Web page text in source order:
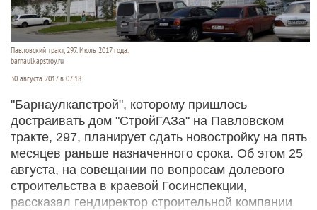
Павловский тракт, 297. Июль 2017 года.
barnaulkapstroy.ru
30 августа 2017 в 07:18
"Барнаулкапстрой", которому пришлось
достраивать дом "СтройГАЗа" на Павловском
тракте, 297, планирует сдать новостройку на пять
месяцев раньше назначенного срока. Об этом 25
августа, на совещании по вопросам долевого
строительства в краевой Госинспекции,
рассказал гендиректор строительной компании